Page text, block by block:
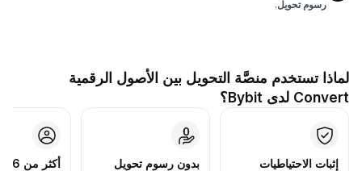
رسوم تحويل.
لماذا تستخدم منصَّة التحويل بين الأصول الرقمية
Convert لدى Bybit؟
إثبات الاحتياطيات
بدون رسوم تحويل